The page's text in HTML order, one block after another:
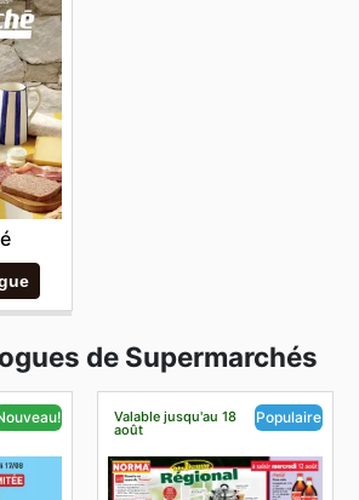
de Supermarchés
Valable jusqu'au 18
août
Populaire